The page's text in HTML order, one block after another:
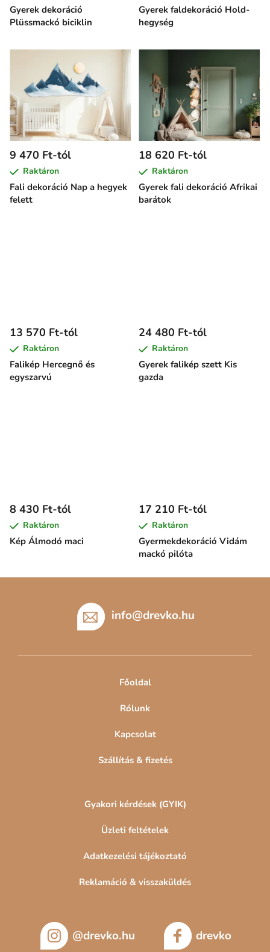
Gyerek dekoráció
Plüssmackó biciklin
Gyerek faldekoráció Hold-
hegység
Fali dekoráció Nap a hegyek
felett
9 470 Ft-tól
Raktáron
Gyerek fali dekoráció Afrikai
barátok
18 620 Ft-tól
Raktáron
Falikép Hercegnő és
egyszarvú
13 570 Ft-tól
Raktáron
Gyerek falikép szett Kis
gazda
24 480 Ft-tól
Raktáron
Kép Álmodó maci
8 430 Ft-tól
Raktáron
Gyermekdekoráció Vidám
mackó pilóta
17 210 Ft-tól
Raktáron
info@drevko.hu
Főoldal
Rólunk
Kapcsolat
Szállítás & fizetés
Gyakori kérdések (GYIK)
Üzleti feltételek
Adatkezelési tájékoztató
Reklamáció & visszaküldés
@drevko.hu drevko